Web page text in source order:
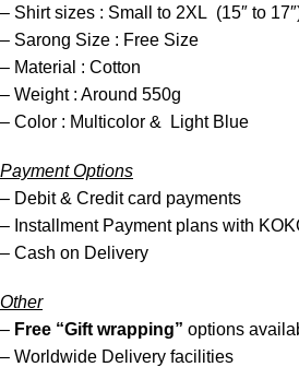
– Shirt sizes : Small to 2XL (15″ to
– Sarong Size : Free Size
– Material : Cotton
– Weight : Around 550g
– Color : Multicolor & Light Blue
Payment Options
– Debit & Credit card payments
– Installment Payment plans with
– Cash on Delivery
Other
– Free “Gift wrapping” options
– Worldwide Delivery facilities